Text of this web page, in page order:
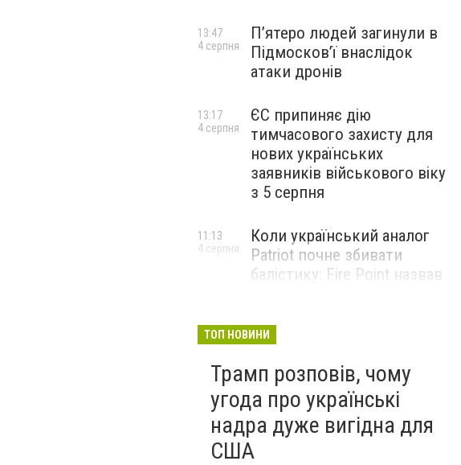
П’ятеро людей загинули в
Підмосков’ї внаслідок
атаки дронів
13:47
4 серпня
ЄС припиняє дію
тимчасового захисту для
нових українських
заявників військового віку
з 5 серпня
13:17
4 серпня
Коли український аналог
Patriot почне збивати
балістику: Fire Point назвав
11:13
4 серпня
тривалого стресу: які
симптоми не варто
списувати на втому
НОВИНИ КОМПАНІЙ
4 серпня
ТОП НОВИНИ
Трамп розповів, чому
угода про українські
надра дуже вигідна для
США